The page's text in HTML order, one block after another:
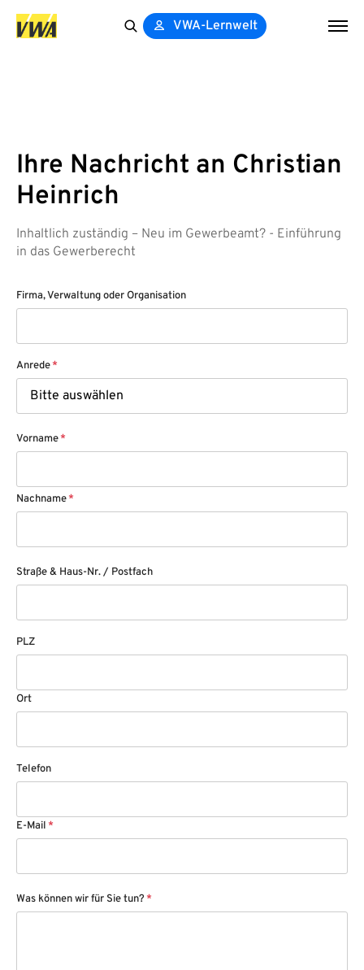
VWA-Lernwelt
Ihre Nachricht an Christian
Heinrich
Inhaltlich zuständig – Neu im Gewerbeamt? - Einführung
in das Gewerberecht
Firma, Verwaltung oder Organisation
Anrede*
Vorname*
Nachname*
Straße & Haus-Nr. / Postfach
PLZ
Ort
Telefon
E-Mail *
Was können wir für Sie tun? *